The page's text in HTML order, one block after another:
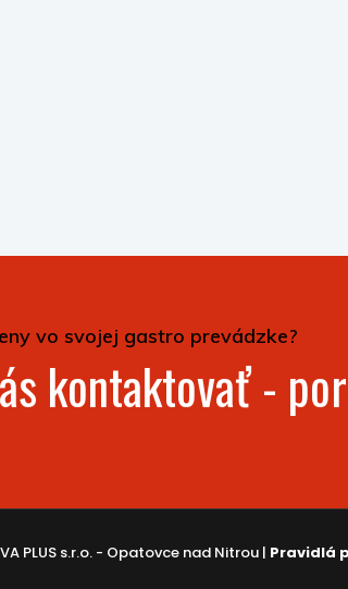
vo svojej gastro prevádzke?
kontaktovať -
PLUS s.r.o. - Opatovce nad Nitrou | Pravidlá